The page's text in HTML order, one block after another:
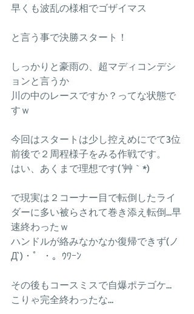
早くも波乱の様相でゴザイマス
と言う事で決勝スタート！
しっかりと豪雨の、超マディコンデシ
ョンと言うか
川の中のレースですか？ってな状態で
すｗ
今回はスタートは少し控えめにでて3位
前後で２周程様子をみる作戦です。
はい、あくまで理想です(´艸｀*)
で現実は２コーナー目で転倒したライ
ダーに多い被らされて巻き添え転倒…早
速終わったｗ
ハンドルが絡みなかなか復帰できず(ノ
Д`)・゜・。ｳﾜｰﾝ
その後もコースミスで自爆ポテゴケ…
こりゃ完全終わったな…